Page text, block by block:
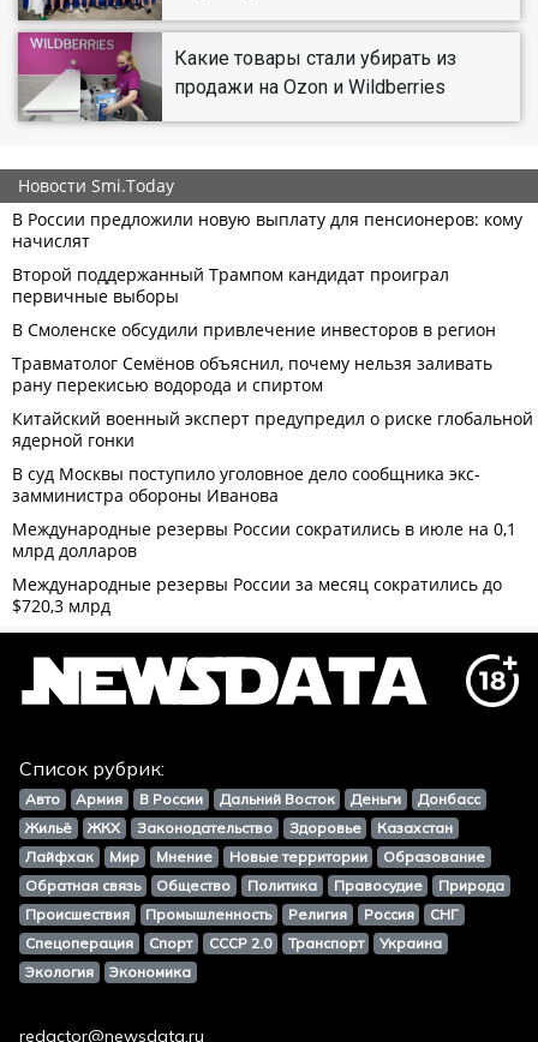
Какие товары стали убирать из
продажи на Ozon и Wildberries
Список рубрик:
Авто Армия В России Дальний Восток Деньги
Донбасс
Жильё
ЖКХ Законодательство Здоровье
Казахстан
Лайфхак
Мир Мнение Новые территории
Образование
Обратная связь
Общество Политика Правосудие
Природа
Происшествия
Промышленность Религия Россия
СНГ
Спецоперация
Спорт СССР 2.0 Транспорт
Украина
Экология
Экономика
redactor@newsdata.ru